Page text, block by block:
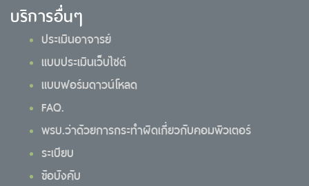
บริการอื่นๆ
ประเมินอาจารย์
แบบประเมินเว็บไซต์
แบบฟอร์มดาวน์โหลด
FAQ.
พรบ.ว่าด้วยการกระทำผิดเกี่ยวกับคอมพิวเตอร์
ระเบียบ
ข้อบังคับ